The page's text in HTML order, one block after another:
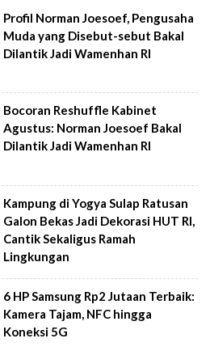
Profil Norman Joesoef, Pengusaha
Muda yang Disebut-sebut Bakal
Dilantik Jadi Wamenhan RI
Bocoran Reshuffle Kabinet
Agustus: Norman Joesoef Bakal
Dilantik Jadi Wamenhan RI
Kampung di Yogya Sulap Ratusan
Galon Bekas Jadi Dekorasi HUT RI,
Cantik Sekaligus Ramah
Lingkungan
6 HP Samsung Rp2 Jutaan Terbaik:
Kamera Tajam, NFC hingga
Koneksi 5G